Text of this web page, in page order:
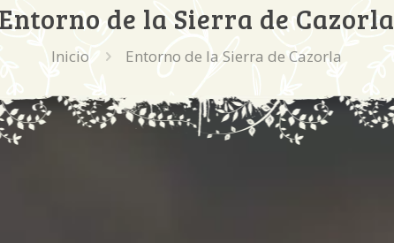
Entorno de la Sierra de Cazorla
Inicio Entorno de la Sierra de Cazorla